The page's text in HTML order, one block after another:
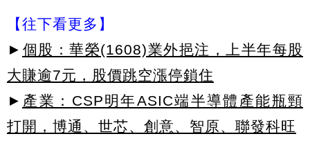
【往下看更多】
► 個股：華榮(1608)業外挹注，上半年每股
大賺逾7元，股價跳空漲停鎖住
► 產業：CSP明年ASIC端半導體產能瓶頸
打開，博通、世芯、創意、智原、聯發科旺